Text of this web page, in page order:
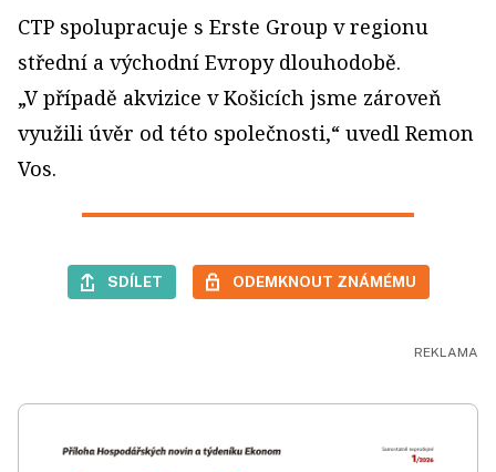
CTP spolupracuje s Erste Group v regionu
střední a východní Evropy dlouhodobě.
„V případě akvizice v Košicích jsme zároveň
využili úvěr od této společnosti,“ uvedl Remon
Vos.
SDÍLET ODEMKNOUT ZNÁMÉMU